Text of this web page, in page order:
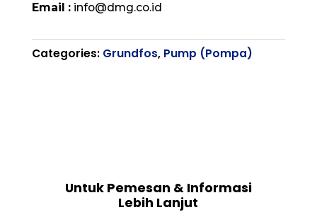
Email : info@dmg.co.id
Categories: Grundfos, Pump (Pompa)
Untuk Pemesan & Informasi
Lebih Lanjut